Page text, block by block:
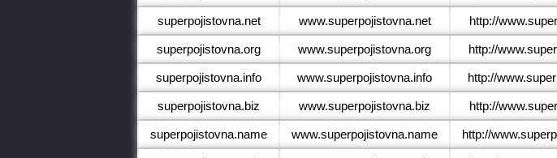
superpojistovna.net www.superpojistovna.net http://
superpojistovna.org www.superpojistovna.org http://
superpojistovna.info www.superpojistovna.info http://
superpojistovna.biz www.superpojistovna.biz http://
superpojistovna.name www.superpojistovna.name http://